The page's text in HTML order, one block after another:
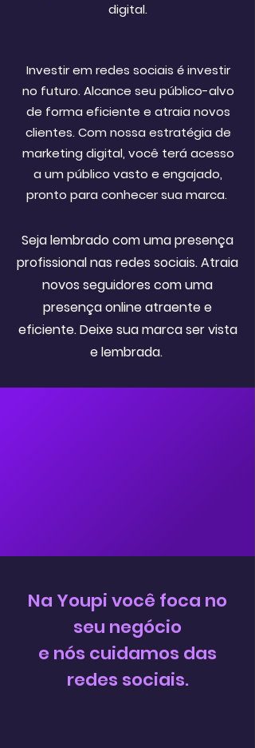
digital.
Investir em redes sociais é investir
no futuro. Alcance seu público-alvo
de forma eficiente e atraia novos
clientes. Com nossa estratégia de
marketing digital, você terá acesso
a um público vasto e engajado,
pronto para conhecer sua marca.
Seja lembrado com uma presença
profissional nas redes sociais. Atraia
novos seguidores com uma
presença online atraente e
eficiente. Deixe sua marca ser vista
e lembrada.
Na Youpi você foca no
seu negócio
e nós cuidamos das
redes sociais.